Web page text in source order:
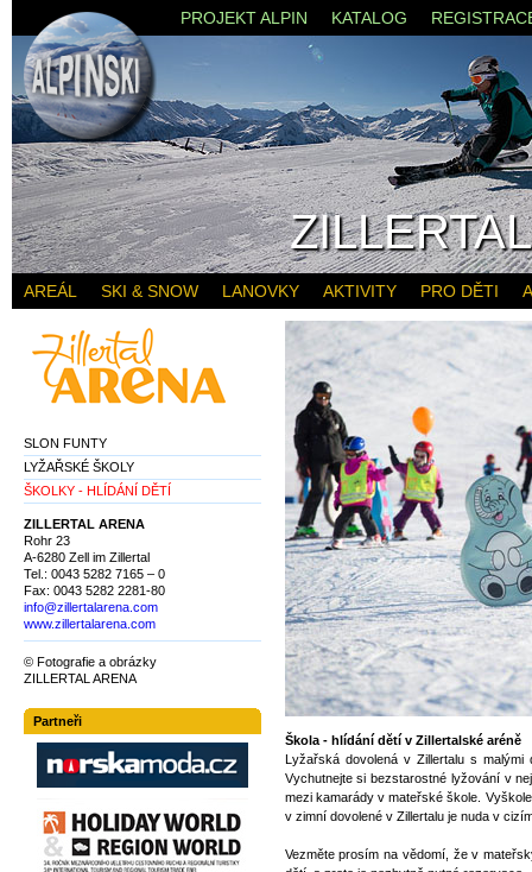
Škola - hlídání dětí v Zillertalské aréně
Lyžařská dovolená v Zillertalu s malými
Vychutnejte si bezstarostné lyžování v
mezi kamarády v mateřské škole.
v zimní dovolené v Zillertalu je nuda v
Vezměte prosím na vědomí, že v
SLON FUNTY
LYŽAŘSKÉ ŠKOLY
ŠKOLKY - HLÍDÁNÍ DĚTÍ
ZILLERTAL ARENA
Rohr 23
A-6280 Zell im Zillertal
Tel.: 0043 5282 7165 – 0
Fax: 0043 5282 2281-80
info@zillertalarena.com
www.zillertalarena.com
© Fotografie a obrázky
ZILLERTAL ARENA
Partneři
PROJEKT ALPIN KATALOG
AREÁL SKI & SNOW LANOVKY AKTIVITY PRO DĚTI